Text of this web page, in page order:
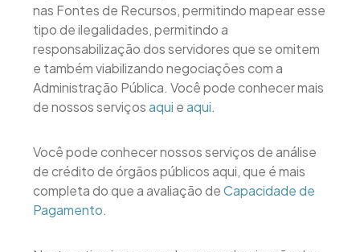
nas Fontes de Recursos, permitindo mapear esse
tipo de ilegalidades, permitindo a
responsabilização dos servidores que se omitem
e também viabilizando negociações com a
Administração Pública. Você pode conhecer mais
de nossos serviçosaqui eaqui.
Você pode conhecer nossos serviços de análise
de crédito de órgãos públicos aqui, que é mais
completa do que a avaliação deCapacidade de
Pagamento.